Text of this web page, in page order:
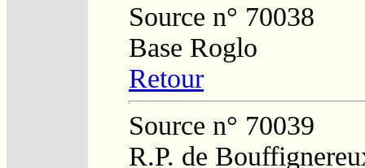
Source n° 70038
Base Roglo
Retour
Source n° 70039
R.P. de